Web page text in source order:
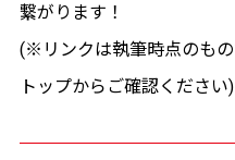
繋がります！
(※リンクは執筆時点のも
トップからご確認ください)